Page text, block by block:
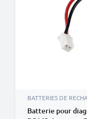
BATTERIES DE
Batterie pour